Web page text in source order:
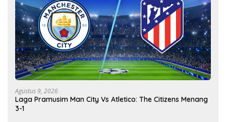
Agustus 9, 2026
Laga Pramusim Man City Vs Atletico: The Citizens Menang
3-1